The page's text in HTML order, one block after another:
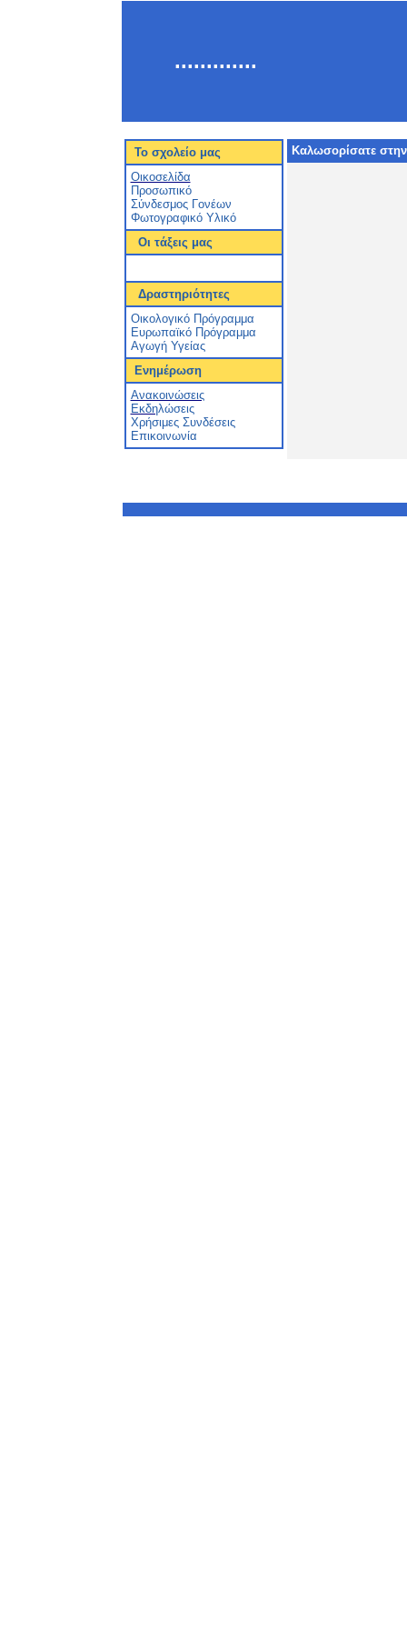
.............
Το σχολείο μας
Οικοσελίδα
Προσωπικό
Σύνδεσμος Γονέων
Φωτογραφικό Υλικό
Οι τάξεις μας
Δραστηριότητες
Οικολογικό Πρόγραμμα
Ευρωπαϊκό Πρόγραμμα
Αγωγή Υγείας
Ενημέρωση
Ανακοινώσεις
Εκδηλώσεις
Χρήσιμες Συνδέσεις
Επικοινωνία
Καλωσορίσατε